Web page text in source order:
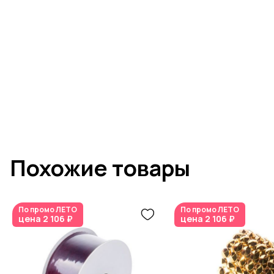
Похожие товары
По промоЛЕТО
цена 2 106 ₽
По промоЛЕТО
цена 2 106 ₽